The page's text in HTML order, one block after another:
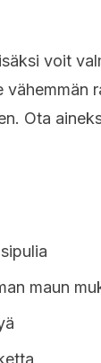
voit
Ota
maun